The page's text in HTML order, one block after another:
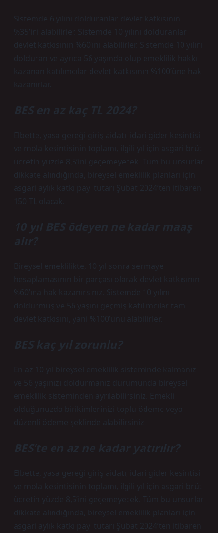
Sistemde 6 yılını dolduranlar devlet katkısının
%35’ini alabilirler. Sistemde 10 yılını dolduranlar
devlet katkısının %60’ını alabilirler. Sistemde 10 yılını
dolduran ve ayrıca 56 yaşında olup emeklilik hakkı
kazanan katılımcılar devlet katkısının %100’üne hak
kazanırlar.
BES en az kaç TL 2024?
Elbette, yasa gereği giriş aidatı, idari gider kesintisi
ve mola kesintisinin toplamı, ilgili yıl için asgari brüt
ücretin yüzde 8,5’ini geçemeyecek. Tüm bu unsurlar
dikkate alındığında, bireysel emeklilik planları için
asgari aylık katkı payı tutarı Şubat 2024’ten itibaren
150 TL olacak.
10 yıl BES ödeyen ne kadar maaş
alır?
Bireysel emeklilikte, 10 yıl sonra sermaye
hesaplamasının bir parçası olarak devlet katkısının
%60’ına hak kazanırsınız. Sistemde 10 yılını
doldurmuş ve 56 yaşını geçmiş katılımcılar tam
devlet katkısını, yani %100’ünü alabilirler.
BES kaç yıl zorunlu?
En az 10 yıl bireysel emeklilik sisteminde kalmanız
ve 56 yaşınızı doldurmanız durumunda bireysel
emeklilik sisteminden ayrılabilirsiniz. Emekli
olduğunuzda birikimlerinizi toplu ödeme veya
düzenli ödeme şeklinde alabilirsiniz.
BES’te en az ne kadar yatırılır?
Elbette, yasa gereği giriş aidatı, idari gider kesintisi
ve mola kesintisinin toplamı, ilgili yıl için asgari brüt
ücretin yüzde 8,5’ini geçemeyecek. Tüm bu unsurlar
dikkate alındığında, bireysel emeklilik planları için
asgari aylık katkı payı tutarı Şubat 2024’ten itibaren